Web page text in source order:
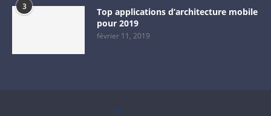
3
Top applications d’architecture mobile
pour 2019
février 11, 2019